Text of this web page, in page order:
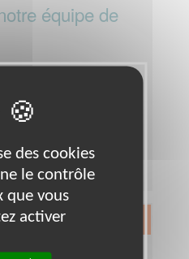
équipe de
des Côtes
:1 à 2 heures par semaine
Exclusion & Pauvreté
des cookies
le contrôle
que vous
activer